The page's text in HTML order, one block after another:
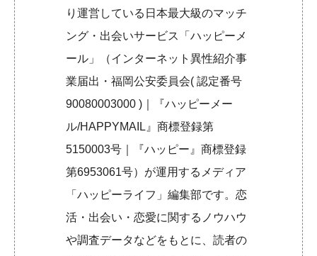
り運営している日本最大級のマッチ
ング・出会いサービス「ハッピーメ
ール」（インターネット異性紹介事
業届出・福岡公安委員会( 認定番号
90080003000 )｜『ハッピーメー
ル/HAPPYMAIL』商標登録第
5150003号｜『ハッピー』商標登録
第6953061号）が運用するメディア
「ハッピーライフ」編集部です。恋
活・出会い・恋愛に関するノウハウ
や調査データなどをもとに、読者の